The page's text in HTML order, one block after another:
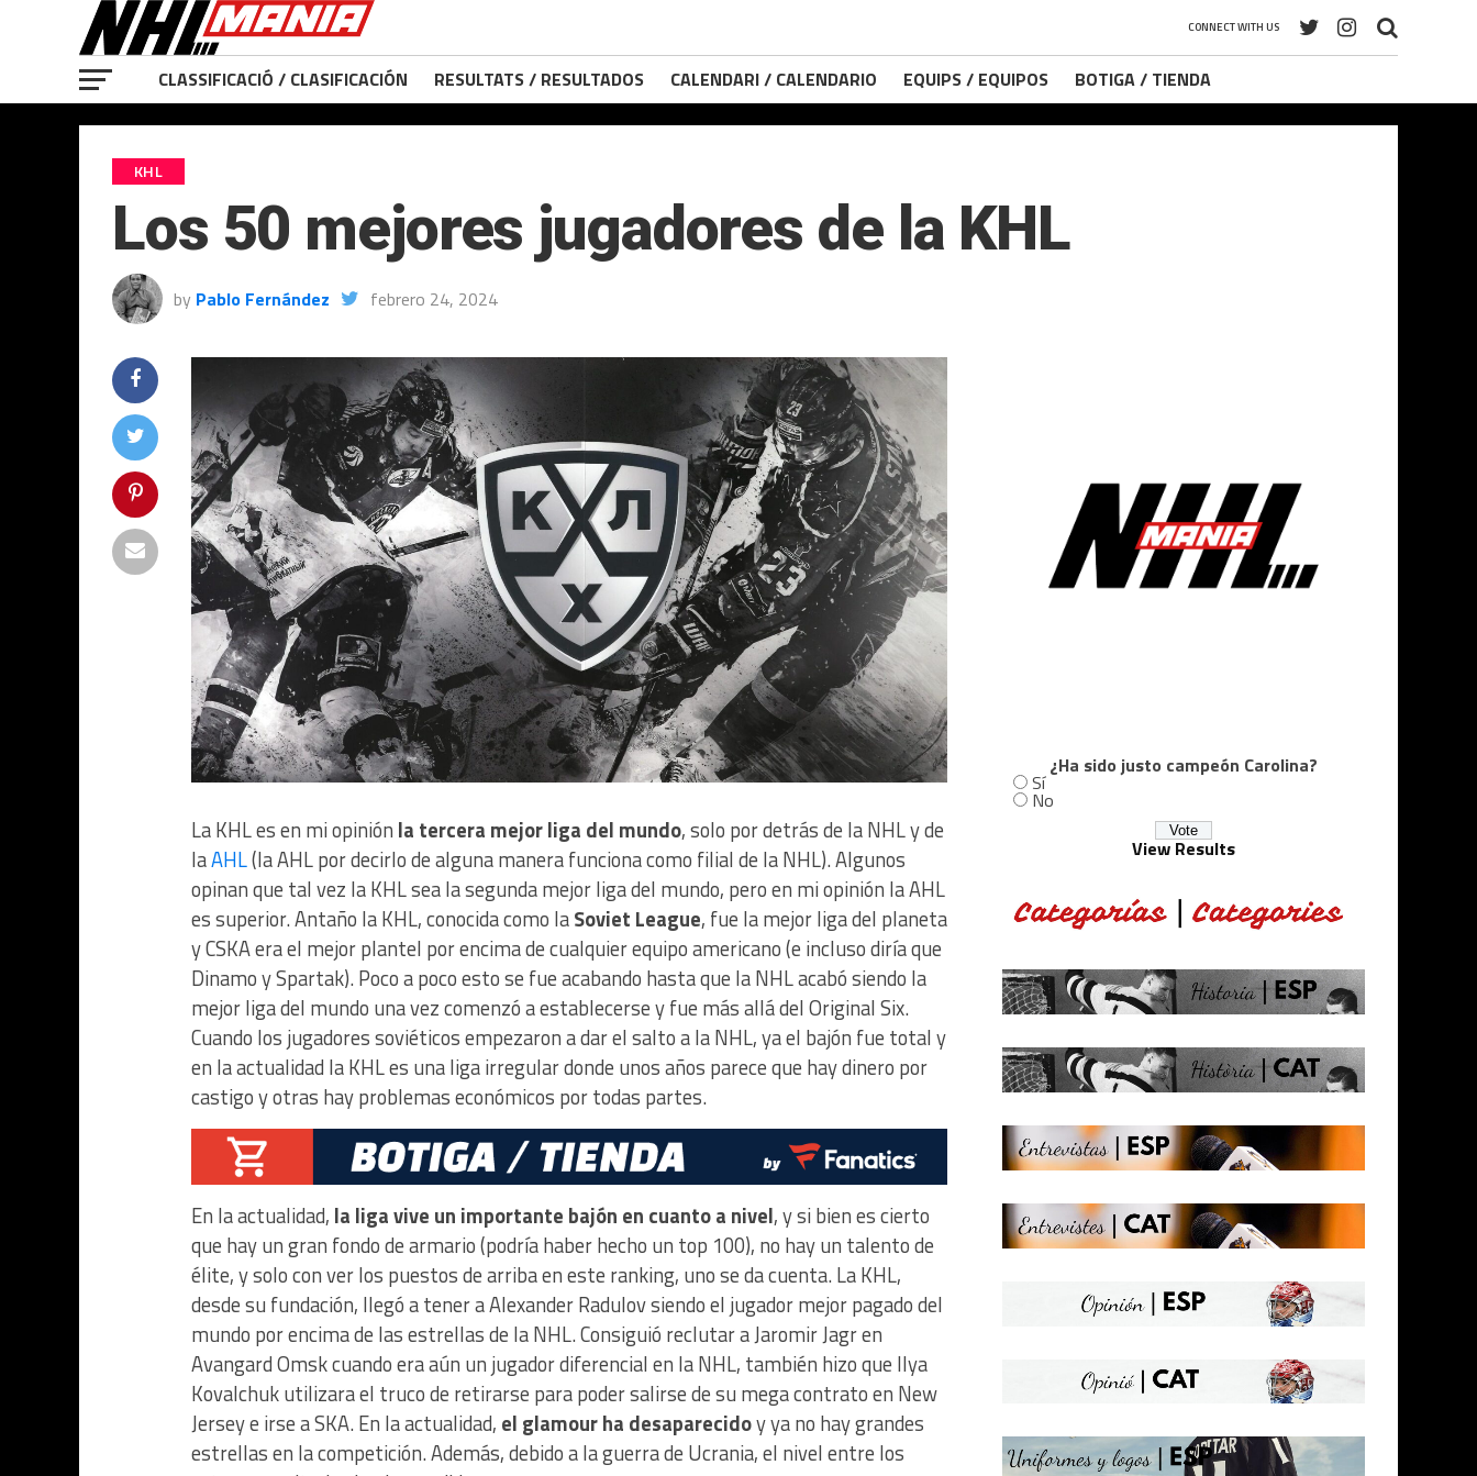
CONNECT WITH US
CLASSIFICACIÓ / CLASIFICACIÓN RESULTATS / RESULTADOS CALENDARI / CALENDARIO EQUIPS / EQUIPOS BOTIGA / TIENDA
KHL
Los 50 mejores jugadores de la KHL
by Pablo Fernández febrero 24, 2024
La KHL es en mi opinión la tercera mejor liga del mundo, solo por detrás de la NHL y de
laAHL(la AHL por decirlo de alguna manera funciona como filial de la NHL). Algunos
opinan que tal vez la KHL sea la segunda mejor liga del mundo, pero en mi opinión la AHL
es superior. Antaño la KHL, conocida como laSoviet League, fue la mejor liga del planeta
y CSKA era el mejor plantel por encima de cualquier equipo americano (e incluso diría que
Dinamo y Spartak). Poco a poco esto se fue acabando hasta que la NHL acabó siendo la
mejor liga del mundo una vez comenzó a establecerse y fue más allá del Original Six.
Cuando los jugadores soviéticos empezaron a dar el salto a la NHL, ya el bajón fue total y
en la actualidad la KHL es una liga irregular donde unos años parece que hay dinero por
castigo y otras hay problemas económicos por todas partes.
En la actualidad, la liga vive un importante bajón en cuanto a nivel, y si bien es cierto
que hay un gran fondo de armario (podría haber hecho un top 100), no hay un talento de
élite, y solo con ver los puestos de arriba en este ranking, uno se da cuenta. La KHL,
desde su fundación, llegó a tener a Alexander Radulov siendo el jugador mejor pagado del
mundo por encima de las estrellas de la NHL. Consiguió reclutar a Jaromir Jagr en
Avangard Omsk cuando era aún un jugador diferencial en la NHL, también hizo que Ilya
Kovalchuk utilizara el truco de retirarse para poder salirse de su mega contrato en New
Jersey e irse a SKA. En la actualidad, el glamour ha desaparecidoy ya no hay grandes
estrellas en la competición. Además, debido a la guerra de Ucrania, el nivel entre los
¿Ha sido justo campeón Carolina?
Sí
No
View Results